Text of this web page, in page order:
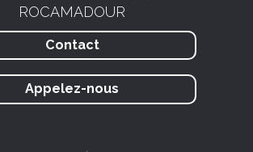
ROCAMADOUR
Contact
Appelez-nous